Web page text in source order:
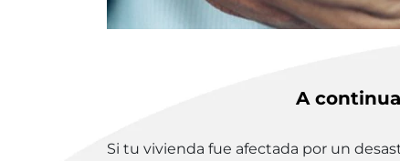
A
Si tu vivienda fue afectada por un